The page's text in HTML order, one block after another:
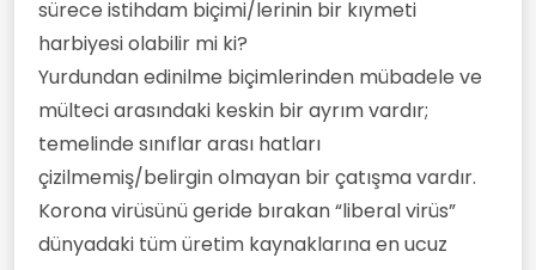
sürece istihdam biçimi/lerinin bir kıymeti
harbiyesi olabilir mi ki?
Yurdundan edinilme biçimlerinden mübadele ve
mülteci arasındaki keskin bir ayrım vardır;
temelinde sınıflar arası hatları
çizilmemiş/belirgin olmayan bir çatışma vardır.
Korona virüsünü geride bırakan “liberal virüs”
dünyadaki tüm üretim kaynaklarına en ucuz